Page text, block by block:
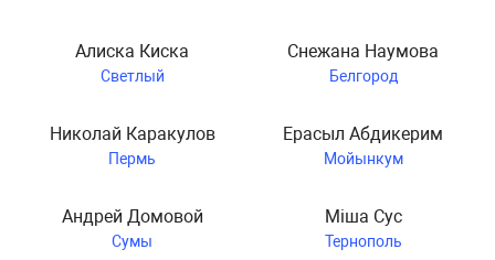
Алиска Киска
Светлый
Снежана Наумова
Белгород
Николай Каракулов
Пермь
Ерасыл Абдикерим
Мойынкум
Андрей Домовой
Сумы
Міша Сус
Тернополь